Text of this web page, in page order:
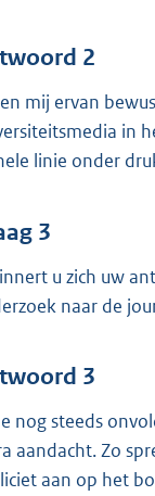
2
mij ervan
in
linie onder
3
u zich uw
naar de
3
nog steeds
aandacht. Zo
aan op het